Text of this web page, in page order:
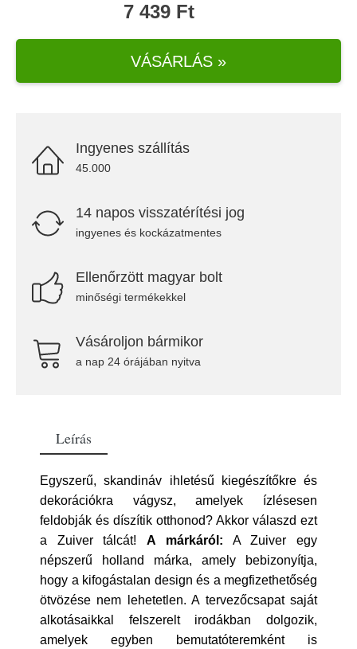
7 439 Ft
VÁSÁRLÁS »
Ingyenes szállítás
45.000
14 napos visszatérítési jog
ingyenes és kockázatmentes
Ellenőrzött magyar bolt
minőségi termékekkel
Vásároljon bármikor
a nap 24 órájában nyitva
Leírás
Egyszerű, skandináv ihletésű kiegészítőkre és
dekorációkra vágysz, amelyek ízlésesen
feldobják és díszítik otthonod? Akkor válaszd ezt
a Zuiver tálcát!A márkáról: A Zuiver egy
népszerű holland márka, amely bebizonyítja,
hogy a kifogástalan design és a megfizethetőség
ötvözése nem lehetetlen. A tervezőcsapat saját
alkotásaikkal felszerelt irodákban dolgozik,
amelyek egyben bemutatóteremként is